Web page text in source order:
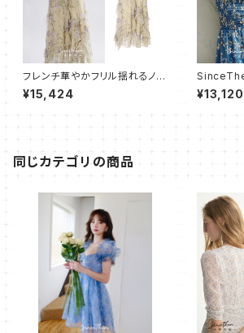
フレンチ華やかフリル揺れるノー
スリープワンピース ロング
¥15,424
ふんわり ワンピース バブスリー
プ
¥13,120
同じカテゴリの商品